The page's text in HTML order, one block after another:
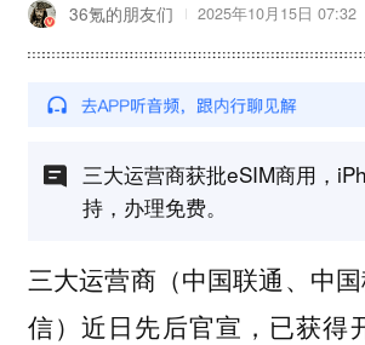
36氪的朋友们 2025年10月15日 07:32
三大运营商获批eSIM商用，
持，办理免费。
三大运营商（中国联通、中
信）近日先后官宣，已获得